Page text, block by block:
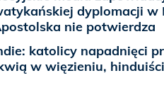
dyplomacji w
nie potwierdza
katolicy napadnięci
w więzieniu,